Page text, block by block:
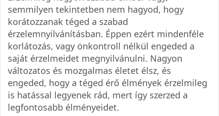
semmilyen tekintetben nem hagyod, hogy
korátozzanak téged a szabad
érzelemnyilvánításban. Éppen ezért mindenféle
korlátozás, vagy önkontroll nélkül engeded a
saját érzelmeidet megnyilvánulni. Nagyon
változatos és mozgalmas életet élsz, és
engeded, hogy a téged érő élmények érzelmileg
is hatással legyenek rád, mert így szerzed a
legfontosabb élményeidet.